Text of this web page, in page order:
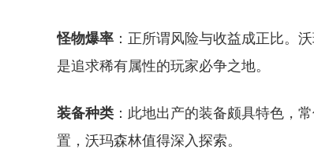
怪物爆率 ：正所谓风险与收益成正比。
是追求稀有属性的玩家必争之地。
装备种类 ：此地出产的装备颇具特色，
置，沃玛森林值得深入探索。